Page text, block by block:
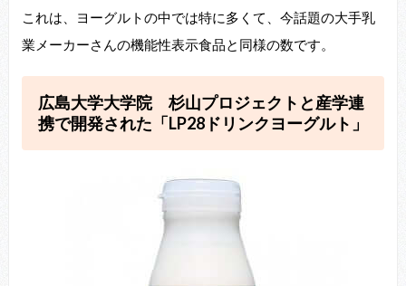
これは、ヨーグルトの中では特に多くて、今話題の大手乳
業メーカーさんの機能性表示食品と同様の数です。
広島大学大学院 杉山プロジェクトと産学連
携で開発された「LP28ドリンクヨーグルト」